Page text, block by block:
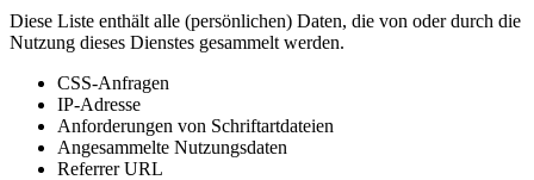
Diese Liste enthält alle (persönlichen) Daten, die von oder durch die
Nutzung dieses Dienstes gesammelt werden.
CSS-Anfragen
IP-Adresse
Anforderungen von Schriftartdateien
Angesammelte Nutzungsdaten
Referrer URL